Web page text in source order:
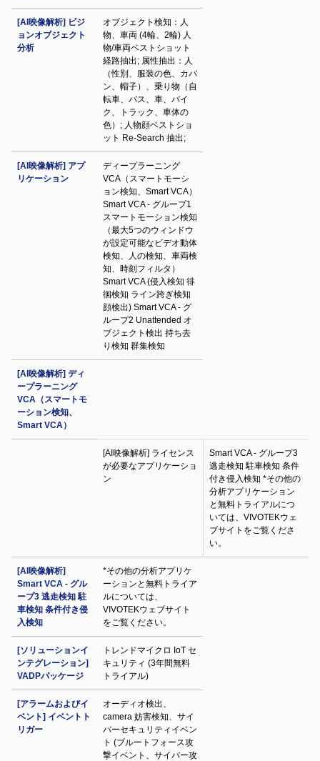
[AI映像解析] ビジ
ョンオブジェクト
分析
オブジェクト検知：人
物、車両 (4輪、2輪) 人
物/車両ベストショット
経路抽出; 属性抽出：人
（性別、服装の色、カバ
ン、帽子）、乗り物（自
転車、バス、車、バイ
ク、トラック、車体の
色）; 人物顔ベストショ
ット Re-Search 抽出;
[AI映像解析] アプ
リケーション
ディープラーニング
VCA（スマートモーシ
ョン検知、Smart VCA）
Smart VCA - グループ1
スマートモーション検知
（最大5つのウィンドウ
が設定可能なビデオ動体
検知、人の検知、車両検
知、時刻フィルタ）
Smart VCA (侵入検知 徘
徊検知 ライン跨ぎ検知
顔検出) Smart VCA - グ
ループ2 Unattended オ
ブジェクト検出 持ち去
り検知 群集検知
[AI映像解析] ディ
ープラーニング
VCA（スマートモ
ーション検知、
Smart VCA）
[AI映像解析] ライセンス
が必要なアプリケーショ
ン
Smart VCA - グループ3
逃走検知 駐車検知 条件
付き侵入検知 *その他の
分析アプリケーション
と無料トライアルにつ
いては、VIVOTEKウェ
ブサイトをご覧くださ
い。
[AI映像解析]
Smart VCA - グル
ープ3 逃走検知 駐
車検知 条件付き侵
入検知
*その他の分析アプリケ
ーションと無料トライア
ルについては、
VIVOTEKウェブサイト
をご覧ください。
[ソリューションイ
ンテグレーション]
VADPパッケージ
トレンドマイクロ IoT セ
キュリティ (3年間無料
トライアル)
[アラームおよびイ
ベント] イベントト
リガー
オーディオ検出、
camera 妨害検知、サイ
バーセキュリティイベン
ト (ブルートフォース攻
撃イベント、サイバー攻